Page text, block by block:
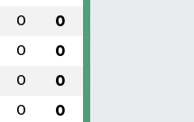
0 0
0 0
0 0
0 0